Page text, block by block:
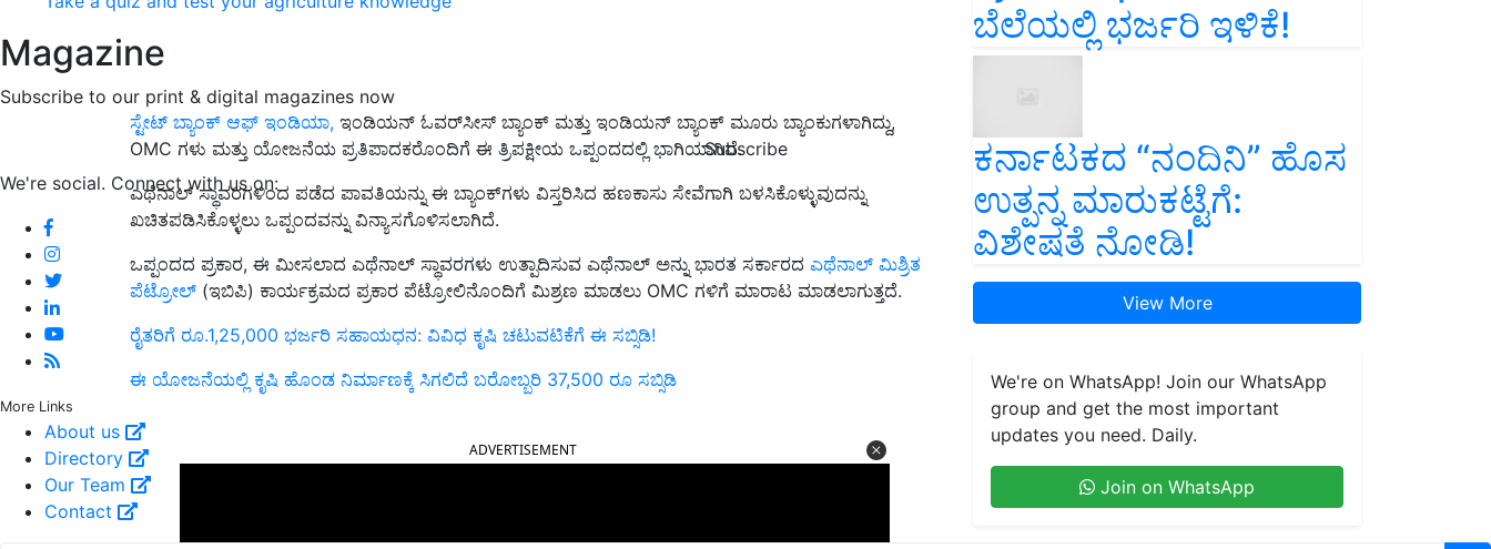
Magazine
Subscribe to our print & digital magazines now
Subscribe
We're social. Connect with us on:
More Links
About us
Directory
Our Team
Contact
ಸ್ಟೇಟ್ ಬ್ಯಾಂಕ್ ಆಫ್ ಇಂಡಿಯಾ, ಇಂಡಿಯನ್ ಓವರ್‌ಸೀಸ್ ಬ್ಯಾಂಕ್ ಮತ್ತು ಇಂಡಿಯನ್ ಬ್ಯಾಂಕ್ ಮೂರು ಬ್ಯಾಂಕುಗಳಾಗಿದ್ದು,
OMC ಗಳು ಮತ್ತು ಯೋಜನೆಯ ಪ್ರತಿಪಾದಕರೊಂದಿಗೆ ಈ ತ್ರಿಪಕ್ಷೀಯ ಒಪ್ಪಂದದಲ್ಲಿ ಭಾಗಿಯಾಗಿವೆ.
ಎಥೆನಾಲ್ ಸ್ಥಾವರಗಳಿಂದ ಪಡೆದ ಪಾವತಿಯನ್ನು ಈ ಬ್ಯಾಂಕ್‌ಗಳು ವಿಸ್ತರಿಸಿದ ಹಣಕಾಸು ಸೇವೆಗಾಗಿ ಬಳಸಿಕೊಳ್ಳುವುದನ್ನು
ಖಚಿತಪಡಿಸಿಕೊಳ್ಳಲು ಒಪ್ಪಂದವನ್ನು ವಿನ್ಯಾಸಗೊಳಿಸಲಾಗಿದೆ.
ಒಪ್ಪಂದದ ಪ್ರಕಾರ, ಈ ಮೀಸಲಾದ ಎಥೆನಾಲ್ ಸ್ಥಾವರಗಳು ಉತ್ಪಾದಿಸುವ ಎಥೆನಾಲ್ ಅನ್ನು ಭಾರತ ಸರ್ಕಾರದ ಎಥೆನಾಲ್ ಮಿಶ್ರಿತ
ಪೆಟ್ರೋಲ್ (ಇಬಿಪಿ) ಕಾರ್ಯಕ್ರಮದ ಪ್ರಕಾರ ಪೆಟ್ರೋಲಿನೊಂದಿಗೆ ಮಿಶ್ರಣ ಮಾಡಲು OMC ಗಳಿಗೆ ಮಾರಾಟ ಮಾಡಲಾಗುತ್ತದೆ.
ರೈತರಿಗೆ ರೂ.1,25,000 ಭರ್ಜರಿ ಸಹಾಯಧನ: ವಿವಿಧ ಕೃಷಿ ಚಟುವಟಿಕೆಗೆ ಈ ಸಬ್ಸಿಡಿ!
ಈ ಯೋಜನೆಯಲ್ಲಿ ಕೃಷಿ ಹೊಂಡ ನಿರ್ಮಾಣಕ್ಕೆ ಸಿಗಲಿದೆ ಬರೋಬ್ಬರಿ 37,500 ರೂ ಸಬ್ಸಿಡಿ
ಬೆಲೆಯಲ್ಲಿ ಭರ್ಜರಿ ಇಳಿಕೆ!
ಕರ್ನಾಟಕದ “ನಂದಿನಿ” ಹೊಸ
ಉತ್ಪನ್ನ ಮಾರುಕಟ್ಟೆಗೆ:
ವಿಶೇಷತೆ ನೋಡಿ!
View More
We're on WhatsApp! Join our WhatsApp
group and get the most important
updates you need. Daily.
Join on WhatsApp